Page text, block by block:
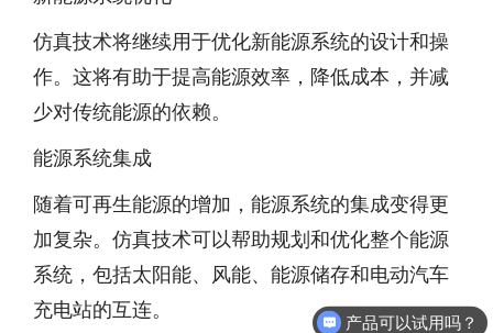
仿真技术将继续用于优化新能源系统的设计和操
作。这将有助于提高能源效率，降低成本，并减
少对传统能源的依赖。
能源系统集成
随着可再生能源的增加，能源系统的集成变得更
加复杂。仿真技术可以帮助规划和优化整个能源
系统，包括太阳能、风能、能源储存和电动汽车
充电站的互连。
产品可以试用吗？